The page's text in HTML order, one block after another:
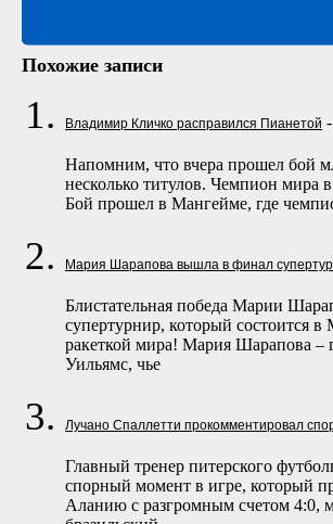
Похожие записи
Владимир Кличко расправился Пианетой
Напомним, что вчера прошел бой
несколько титулов. Чемпион мира
Бой прошел в Мангейме, где
Мария Шарапова вышла в финал
Блистательная победа Марии
супертурнир, который состоится
ракеткой мира! Мария Шарапова –
Уильямс, чье
Лучано Спаллетти прокомментировал
Главный тренер питерского
спорный момент в игре, который
Аланию с разгромным счетом 4:0,